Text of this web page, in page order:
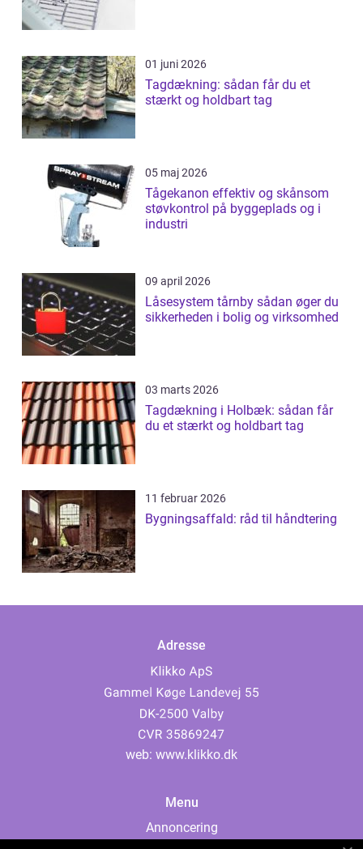
01 juni 2026
Tagdækning: sådan får du et
stærkt og holdbart tag
05 maj 2026
Tågekanon effektiv og skånsom
støvkontrol på byggeplads og i
industri
09 april 2026
Låsesystem tårnby sådan øger du
sikkerheden i bolig og virksomhed
03 marts 2026
Tagdækning i Holbæk: sådan får
du et stærkt og holdbart tag
11 februar 2026
Bygningsaffald: råd til håndtering
Adresse
web: www.klikko.dk
Menu
Annoncering